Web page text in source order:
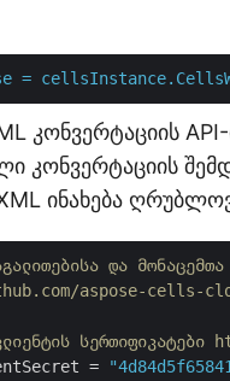
=
კონვერტაციის
კონვერტაციის
ინახება
და
aspose-cells-
=